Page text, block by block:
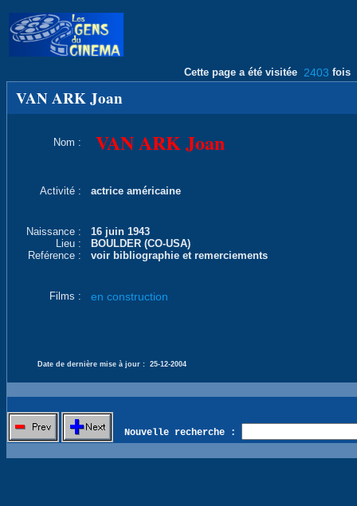
Cette page a été visitée 2403 fois
VAN ARK Joan
Nom : VAN ARK Joan
Activité : actrice américaine
Naissance :
16 juin 1943
Lieu :
BOULDER (CO-USA)
Reférence :
voir bibliographie et remerciements
Films : en construction
Date de dernière mise à jour : 25-12-2004
Nouvelle recherche :